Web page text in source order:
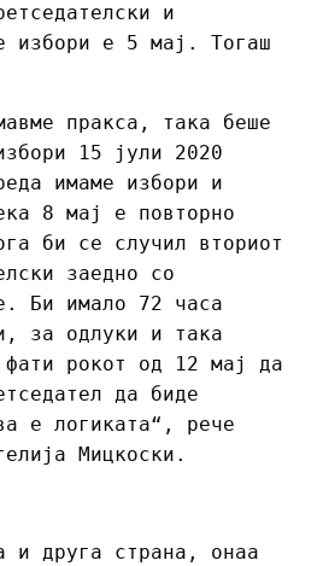
и
избори е 5 мај. Тогаш
пракса, така беше
15 јули 2020
имаме избори и
8 мај е повторно
би се случил вториот
заедно со
Би имало 72 часа
за одлуки и така
рокот од 12 мај да
да биде
е логиката“, рече
Мицкоски.
и друга страна, онаа